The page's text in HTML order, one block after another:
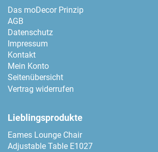
Das moDecor Prinzip
AGB
Datenschutz
Impressum
Kontakt
Mein Konto
Seitenübersicht
Vertrag widerrufen
Lieblingsprodukte
Eames Lounge Chair
Adjustable Table E1027